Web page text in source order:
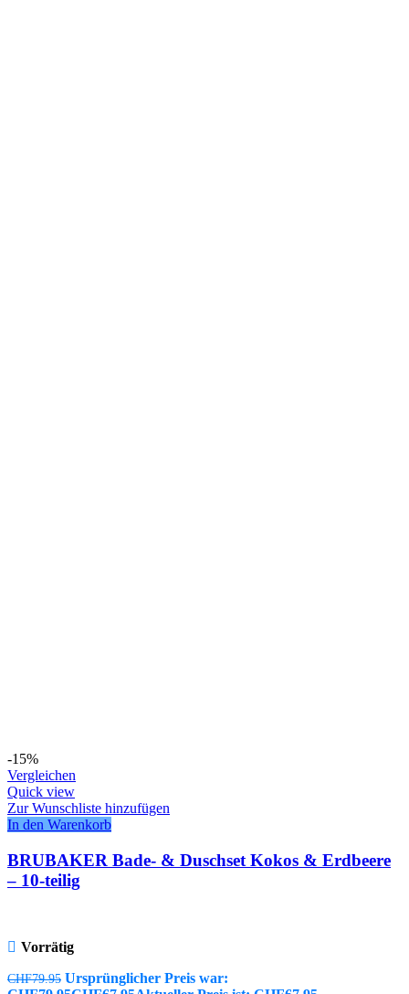
-15%
Vergleichen
Quick view
Zur Wunschliste hinzufügen
In den Warenkorb
BRUBAKER Bade- & Duschset Kokos & Erdbeere
– 10-teilig
Vorrätig
CHF79.95 Ursprünglicher Preis war: